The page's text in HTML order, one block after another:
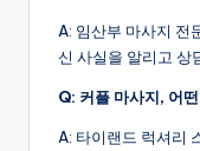
A: 임산부 마사지 전
신 사실을 알리고 상
Q: 커플 마사지, 어
A: 타이랜드 럭셔리